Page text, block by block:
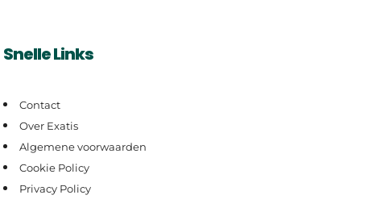
Snelle Links
Contact
Over Exatis
Algemene voorwaarden
Cookie Policy
Privacy Policy